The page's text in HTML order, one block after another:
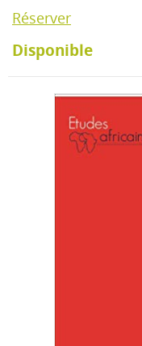
Réserver
Disponible